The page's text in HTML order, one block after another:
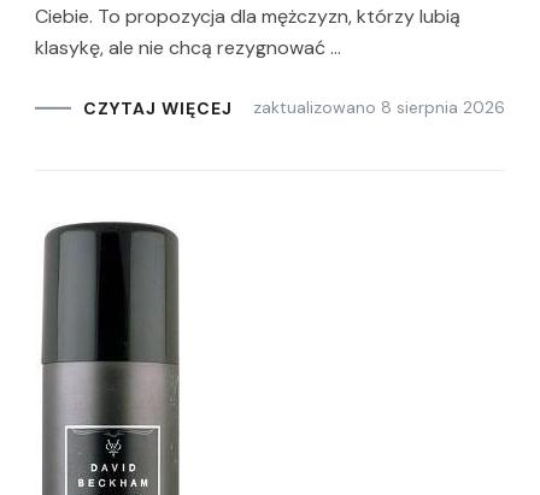
Ciebie. To propozycja dla mężczyzn, którzy lubią
klasykę, ale nie chcą rezygnować …
CZYTAJ WIĘCEJ zaktualizowano 8 sierpnia 2026